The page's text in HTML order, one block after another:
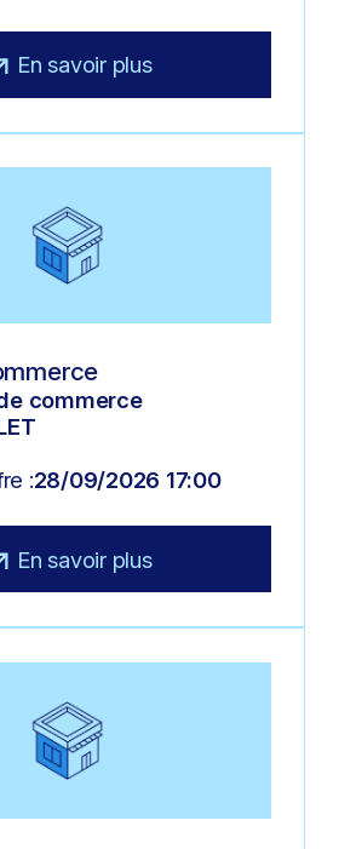
En savoir plus
commerce
:28/09/2026 17:00
En savoir plus